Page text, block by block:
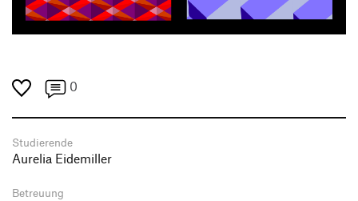
0
Studierende
Aurelia Eidemiller
Betreuung